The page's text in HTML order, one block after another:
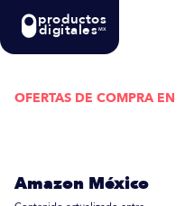
productos
digitalesMX
OFERTAS DE COMPRA EN
Amazon México